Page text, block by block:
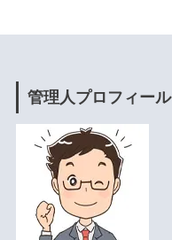
管理人プロフィール